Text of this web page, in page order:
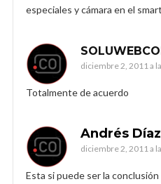
especiales y cámara en el
diciembre 2, 2011 a
Totalmente de acuerdo
Andrés
diciembre 2, 2011 a
Esta si puede ser la